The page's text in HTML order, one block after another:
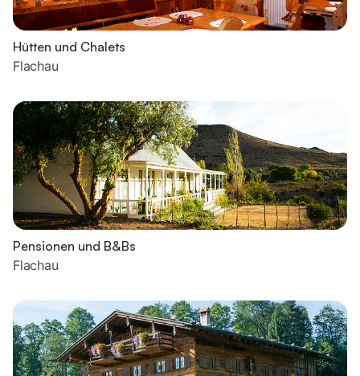
Hütten und Chalets
Flachau
Pensionen und B&Bs
Flachau